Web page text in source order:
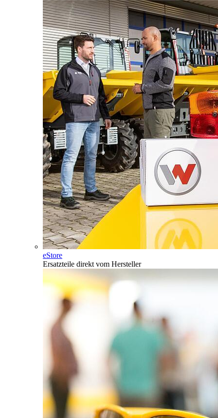
eStore
Ersatzteile direkt vom Hersteller